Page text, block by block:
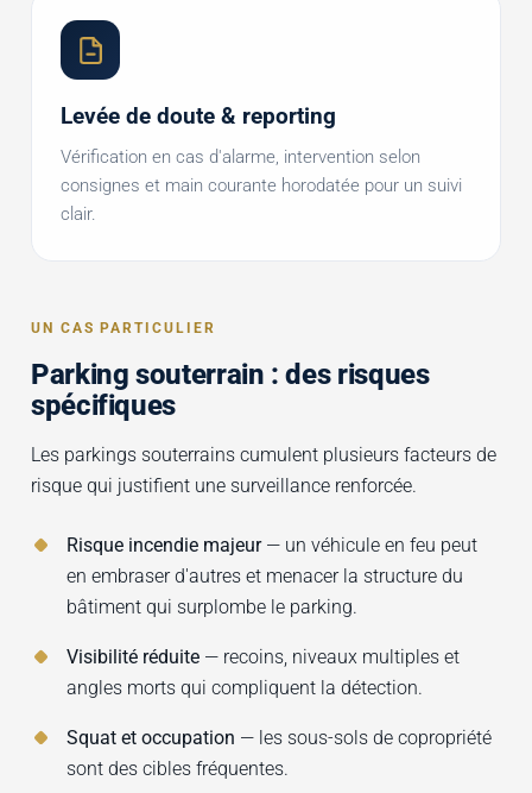
Levée de doute & reporting
Vérification en cas d'alarme, intervention selon
consignes et main courante horodatée pour un suivi
clair.
UN CAS PARTICULIER
Parking souterrain : des risques
spécifiques
Les parkings souterrains cumulent plusieurs facteurs de
risque qui justifient une surveillance renforcée.
Risque incendie majeur— un véhicule en feu peut
en embraser d'autres et menacer la structure du
bâtiment qui surplombe le parking.
Visibilité réduite — recoins, niveaux multiples et
angles morts qui compliquent la détection.
Squat et occupation — les sous-sols de copropriété
sont des cibles fréquentes.